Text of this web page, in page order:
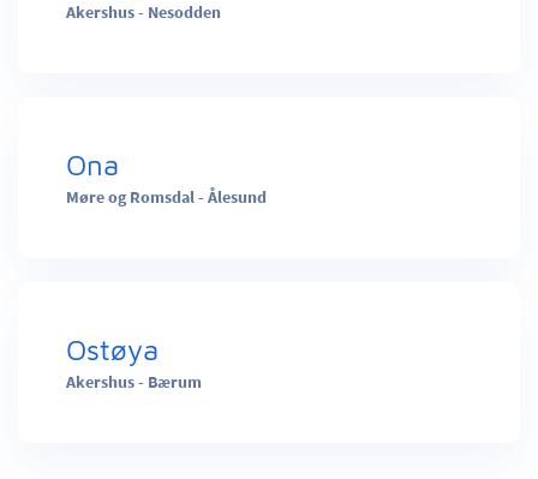
Akershus - Nesodden
Ona
Møre og Romsdal - Ålesund
Ostøya
Akershus - Bærum